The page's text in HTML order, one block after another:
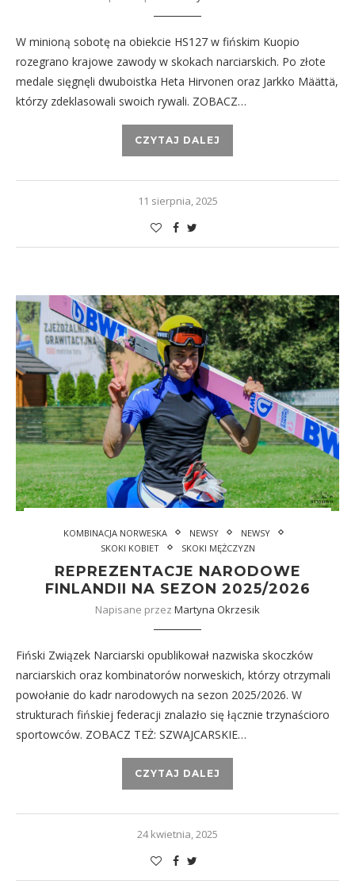
W minioną sobotę na obiekcie HS127 w fińskim Kuopio
rozegrano krajowe zawody w skokach narciarskich. Po złote
medale sięgnęli dwuboistka Heta Hirvonen oraz Jarkko Määttä,
którzy zdeklasowali swoich rywali. ZOBACZ…
CZYTAJ DALEJ
11 sierpnia, 2025
KOMBINACJA NORWESKA NEWSY
NEWSY
SKOKI KOBIET
SKOKI MĘŻCZYZN
REPREZENTACJE NARODOWE
FINLANDII NA SEZON 2025/2026
Napisane przez Martyna Okrzesik
Fiński Związek Narciarski opublikował nazwiska skoczków
narciarskich oraz kombinatorów norweskich, którzy otrzymali
powołanie do kadr narodowych na sezon 2025/2026. W
strukturach fińskiej federacji znalazło się łącznie trzynaścioro
sportowców. ZOBACZ TEŻ: SZWAJCARSKIE…
CZYTAJ DALEJ
24 kwietnia, 2025